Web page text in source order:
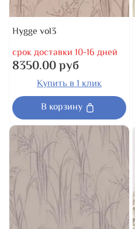
Hygge vol3
срок доставки 10-16 дней
8350.00 руб
Купить в 1 клик
В корзину